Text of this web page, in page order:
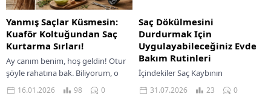
Yanmış Saçlar Küsmesin:
Kuaför Koltuğundan Saç
Kurtarma Sırları!
Ay canım benim, hoş geldin! Otur
şöyle rahatına bak. Biliyorum, o
koltuğa oturduğunda bazen
içinden “Eyvah, saçım yine ne
16.01.2026 98 0
Saç Dökülmesini
Durdurmak Için
Uygulayabileceğiniz Evde
Bakım Rutinleri
İçindekiler Saç Kaybının
Arkasındaki Sebepler Evde Saç
Bakım Rutinleri İçin Temel Adımlar
31.07.2026 23 0